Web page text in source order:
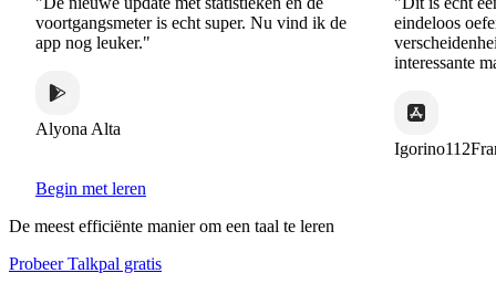
voortgangsmeter is echt super. Nu vind ik de
app nog leuker."
Alyona Alta
eindeloos
verscheidenheid
interessante
Igorino112France
Begin met leren
De meest efficiënte manier om een taal te leren
Probeer Talkpal gratis